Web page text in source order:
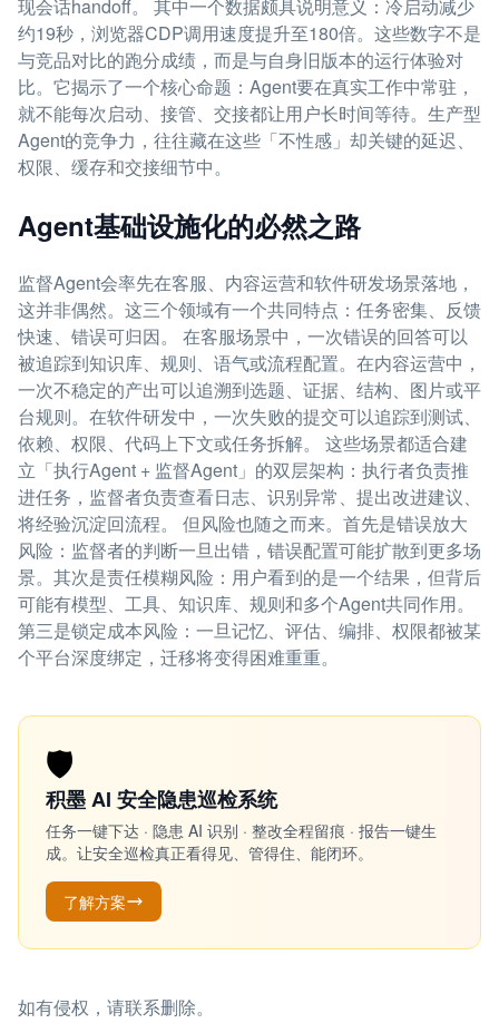
现会话handoff。 其中一个数据颇具说明意义：冷启动减少
约19秒，浏览器CDP调用速度提升至180倍。这些数字不是
与竞品对比的跑分成绩，而是与自身旧版本的运行体验对
比。它揭示了一个核心命题：Agent要在真实工作中常驻，
就不能每次启动、接管、交接都让用户长时间等待。生产型
Agent的竞争力，往往藏在这些「不性感」却关键的延迟、
权限、缓存和交接细节中。
Agent基础设施化的必然之路
监督Agent会率先在客服、内容运营和软件研发场景落地，
这并非偶然。这三个领域有一个共同特点：任务密集、反馈
快速、错误可归因。 在客服场景中，一次错误的回答可以
被追踪到知识库、规则、语气或流程配置。在内容运营中，
一次不稳定的产出可以追溯到选题、证据、结构、图片或平
台规则。在软件研发中，一次失败的提交可以追踪到测试、
依赖、权限、代码上下文或任务拆解。 这些场景都适合建
立「执行Agent + 监督Agent」的双层架构：执行者负责推
进任务，监督者负责查看日志、识别异常、提出改进建议、
将经验沉淀回流程。 但风险也随之而来。首先是错误放大
风险：监督者的判断一旦出错，错误配置可能扩散到更多场
景。其次是责任模糊风险：用户看到的是一个结果，但背后
可能有模型、工具、知识库、规则和多个Agent共同作用。
第三是锁定成本风险：一旦记忆、评估、编排、权限都被某
个平台深度绑定，迁移将变得困难重重。
🛡️
积墨 AI 安全隐患巡检系统
任务一键下达 · 隐患 AI 识别 · 整改全程留痕 · 报告一键生
成。让安全巡检真正看得见、管得住、能闭环。
了解方案
如有侵权，请联系删除。